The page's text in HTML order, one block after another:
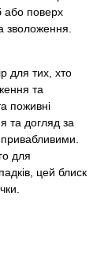
або поверх
зволоження.
для тих, хто
та
поживні
та догляд за
для
цей блиск